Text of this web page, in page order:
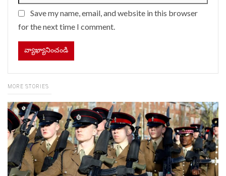
Save my name, email, and website in this browser
for the next time I comment.
MORE STORIES